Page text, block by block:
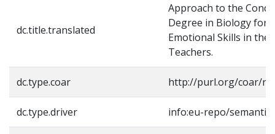
dc.title.translated
Approach to the
Degree in Biology for
Emotional Skills in
Teachers.
dc.type.coar http://purl.org/coar/
dc.type.driver info:eu-repo/